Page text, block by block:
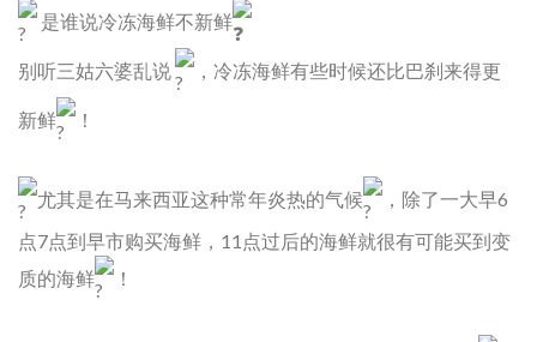
是谁说冷冻海鲜不新鲜
别听三姑六婆乱说 ，冷冻海鲜有些时候还比巴刹来得更
新鲜 ！
尤其是在马来西亚这种常年炎热的气候
，除了一大早6
点7点到早市购买海鲜，11点过后的海鲜就很有可能买到变
质的海鲜
！